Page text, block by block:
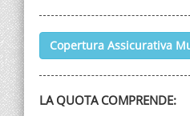
Copertura Assicurativa
LA QUOTA COMPRENDE: